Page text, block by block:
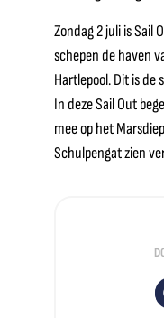
Zondag 2 juli is Sail
schepen de haven
Hartlepool. Dit is de
In deze Sail Out
mee op het
Schulpengat zien